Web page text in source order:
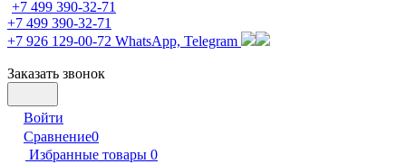
+7 499 390-32-71
+7 499 390-32-71
+7 926 129-00-72 WhatsApp, Telegram
Заказать звонок
Войти
Сравнение0
Избранные товары 0